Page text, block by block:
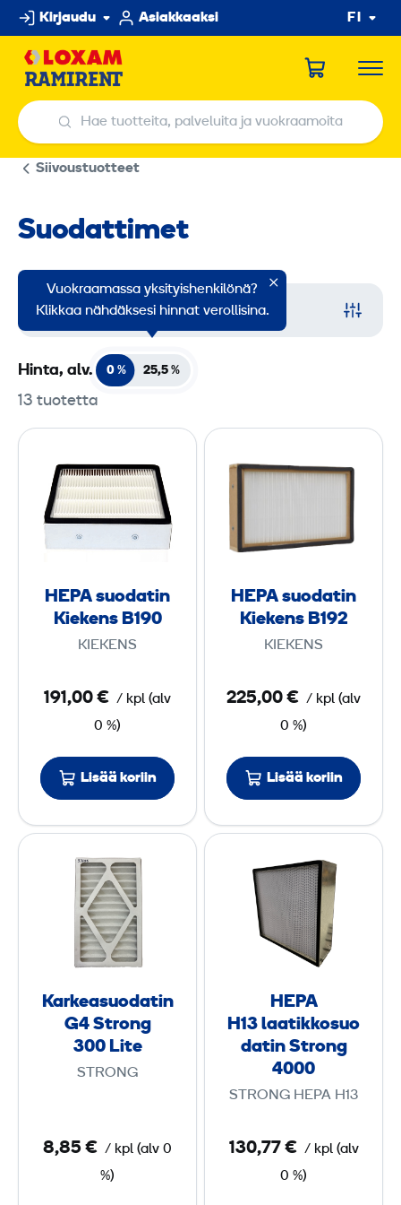
Hyppää
sisältöön
Kirjaudu Asiakkaaksi FI
Hae tuotteita, palveluita ja vuokraamoita
Hae tuotteita, palveluita ja vuokraamoita
Siivoustuotteet
Suodattimet
Suodata
13 tuotetta
Vuokraamassa yksityishenkilönä?
Klikkaa nähdäksesi hinnat verollisina.
Hinta, alv. 0 % 25,5 %
E
P
A
n
K
i
e
k
e
s
B
1
9
0
HEPA suodatin
Kiekens B190
KIEKENS
191,00 € / kpl (alv
0 %)
Lisää koriin
E
s
n
K
i
e
k
e
s
B
1
9
HEPA suodatin
Kiekens B192
KIEKENS
225,00 € / kpl (alv
0 %)
Lisää koriin
a
r
k
e
a
u
o
d
G
Karkeasuodatin
G4 Strong
300 Lite
STRONG
8,85 € / kpl (alv 0
%)
E
P
A
H
3
l
a
a
k
HEPA
H13 laatikkosuo
datin Strong
4000
STRONG HEPA H13
130,77 € / kpl (alv
0 %)